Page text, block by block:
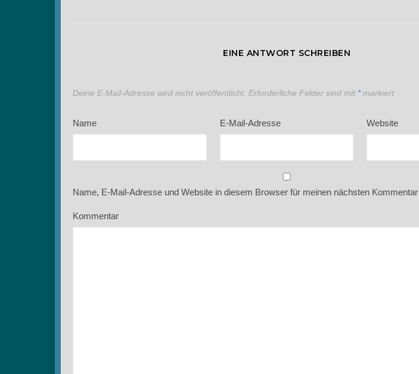
EINE ANTWORT SCHREIBEN
Deine E-Mail-Adresse wird nicht veröffentlicht. Erforderliche Felder sind mit *markiert
Name E-Mail-Adresse Website
Name, E-Mail-Adresse und Website in diesem Browser für meinen nächsten
Kommentar